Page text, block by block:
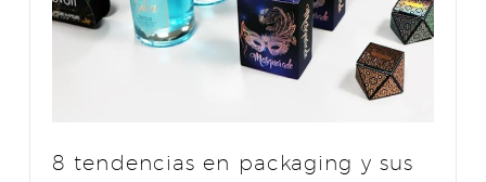
8 tendencias en packaging y sus